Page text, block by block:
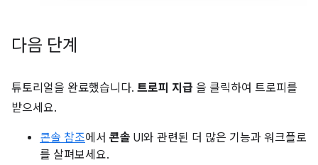
다음 단계
튜토리얼을 완료했습니다. 트로피 지급 을 클릭하여 트로피를
받으세요.
콘솔 참조에서 콘솔 UI와 관련된 더 많은 기능과 워크플로
를 살펴보세요.